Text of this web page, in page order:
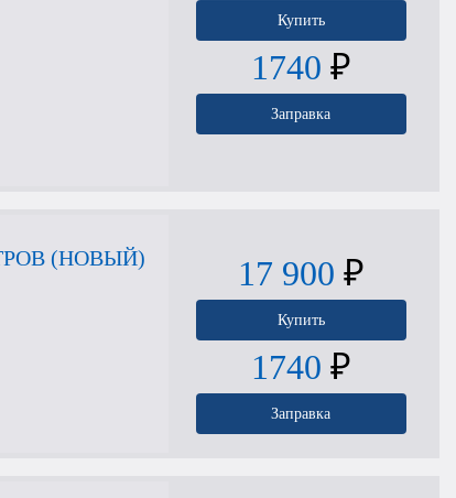
Купить
1740 ₽
Заправка
(НОВЫЙ) 17 900 ₽
Купить
1740 ₽
Заправка